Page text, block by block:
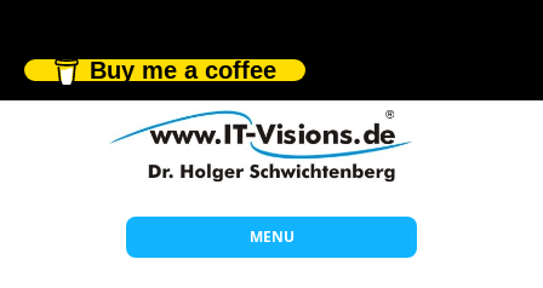
Buy me a coffee
MENU